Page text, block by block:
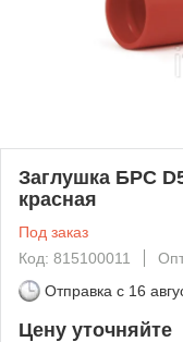
Заглушка БРС
красная
Под заказ
Код: 815100011
Отправка с 16
Цену уточняйте